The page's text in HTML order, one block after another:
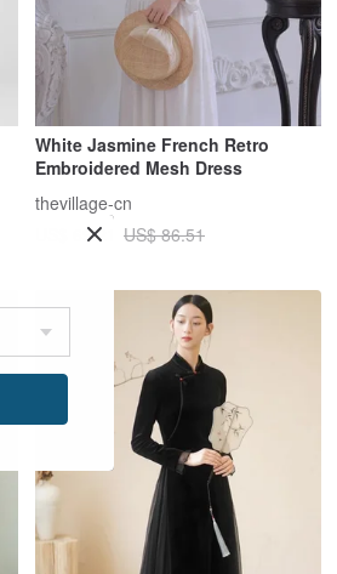
White Jasmine French Retro
Embroidered Mesh Dress
thevillage-cn
US$ 69.21
US$ 86.51